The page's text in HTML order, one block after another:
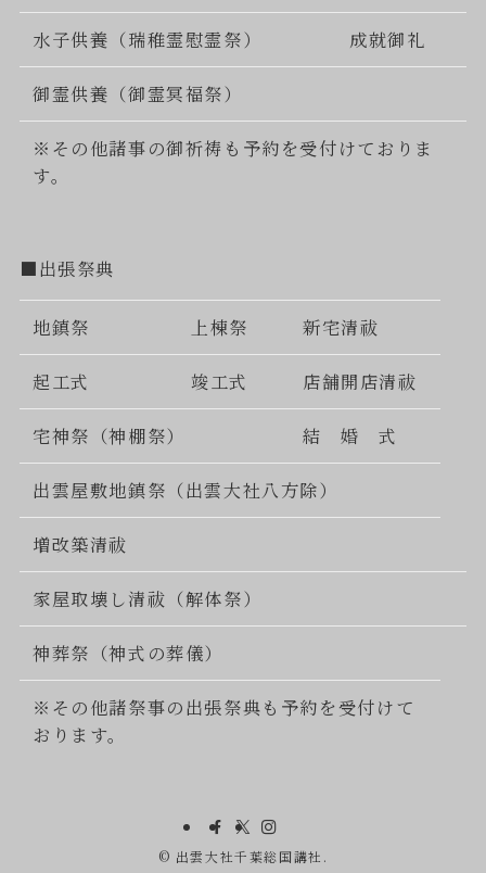
水子供養（瑞稚霊慰霊祭） 成就御礼
御霊供養（御霊冥福祭）
※その他諸事の御祈祷も予約を受付けておりま
す。
■出張祭典
地鎮祭 上棟祭 新宅清祓
起工式 竣工式 店舗開店清祓
宅神祭（神棚祭） 結 婚 式
出雲屋敷地鎮祭（出雲大社八方除）
増改築清祓
家屋取壊し清祓（解体祭）
神葬祭（神式の葬儀）
※その他諸祭事の出張祭典も予約を受付けて
おります。
© 出雲大社千葉総国講社.